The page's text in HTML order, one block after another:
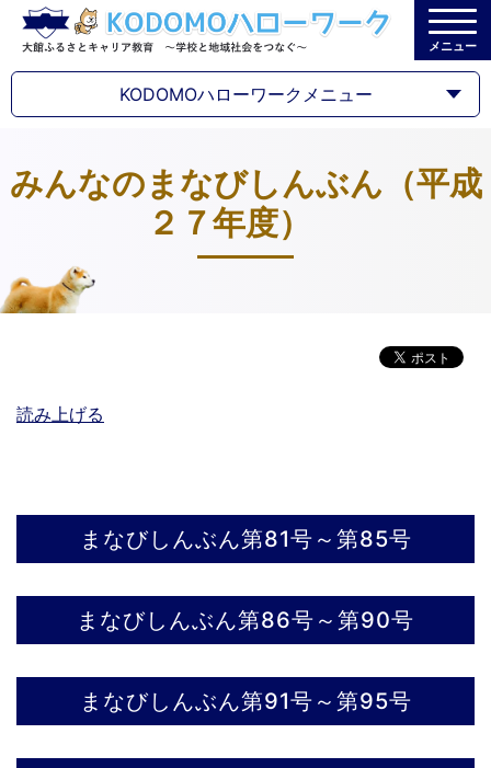
メニュー
KODOMOハローワークメニュー
みんなのまなびしんぶん（平成
２７年度）
読み上げる
まなびしんぶん第81号～第85号
まなびしんぶん第86号～第90号
まなびしんぶん第91号～第95号